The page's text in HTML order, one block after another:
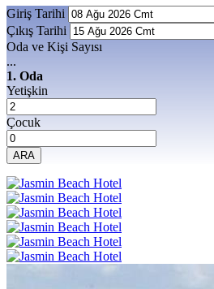
Giriş Tarihi
Çıkış Tarihi
Oda ve Kişi Sayısı
...
1. Oda
Yetişkin
Çocuk
ARA